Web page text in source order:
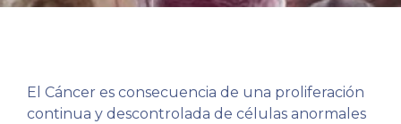
El Cáncer es consecuencia de una proliferación
continua y descontrolada de células anormales